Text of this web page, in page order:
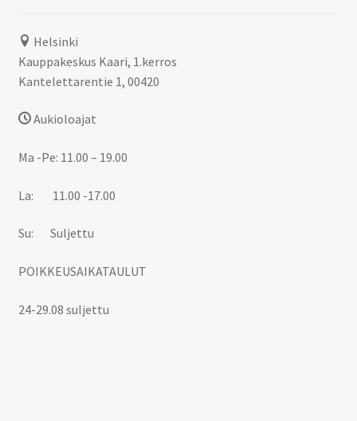
Helsinki
Kauppakeskus Kaari, 1.kerros
Kantelettarentie 1, 00420
Aukioloajat
Ma -Pe: 11.00 – 19.00
La: 11.00 -17.00
Su: Suljettu
POIKKEUSAIKATAULUT
24-29.08 suljettu